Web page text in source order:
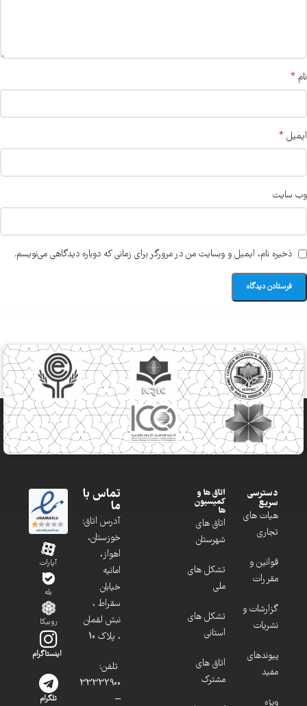
نام *
ایمیل *
وب‌ سایت
ذخیره نام، ایمیل و وبسایت من در مرورگر برای زمانی که دوباره دیدگاهی می‌نویسم.
دسترسی
سریع
هیات های
تجاری
قوانین و
مقررات
گزارشات و
نشریات
پیوندهای
مفید
ویژه
اتاق ها و
کمیسیون
ها
اتاق های
شهرستان
تشکل های
ملی
تشکل های
استانی
اتاق های
مشترک
تماس با
ما
آدرس اتاق:
خوزستان،
اهواز،
امانیه
خیابان
سقراط ،
نبش لقمان
، پلاک 10
تلفن:
33332900
–
آپارات
بله
روبیکا
اینستاگرام
تلگرام